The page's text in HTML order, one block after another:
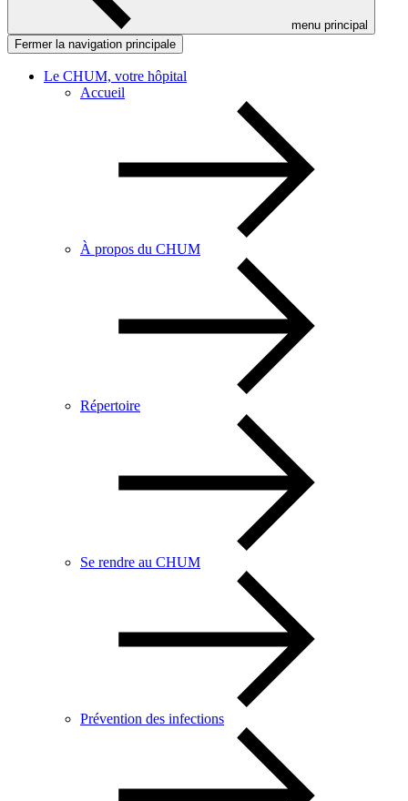
menu principal
Fermer la navigation principale
Le CHUM, votre hôpital
Accueil
À propos du CHUM
Répertoire
Se rendre au CHUM
Prévention des infections